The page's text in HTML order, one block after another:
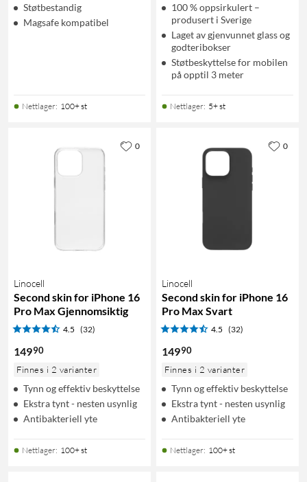
Støtbestandig
Magsafe kompatibel
Nettlager: 100+ st
100 % oppsirkulert –
produsert i Sverige
Laget av gjenvunnet glass og
godteribokser
Støtbeskyttelse for mobilen
på opptil 3 meter
Nettlager: 5+ st
Linocell
Second skin for iPhone 16
Pro Max Gjennomsiktig
4.5 (32)
14990
Finnes i 2 varianter
Tynn og effektiv beskyttelse
Ekstra tynt - nesten usynlig
Antibakteriell yte
Nettlager: 100+ st
0
Linocell
Second skin for iPhone 16
Pro Max Svart
4.5 (32)
14990
Finnes i 2 varianter
Tynn og effektiv beskyttelse
Ekstra tynt - nesten usynlig
Antibakteriell yte
Nettlager: 100+ st
0